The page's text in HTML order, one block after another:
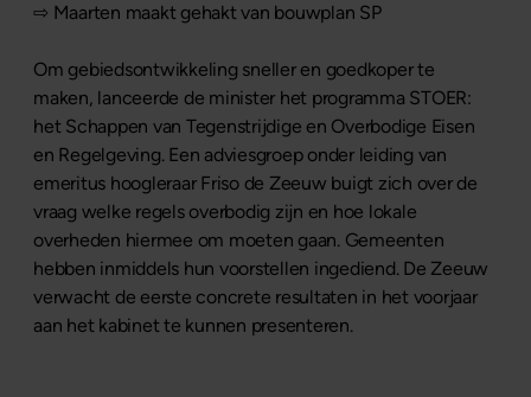
⇨ Maarten maakt gehakt van bouwplan SP
Om gebiedsontwikkeling sneller en goedkoper te
maken, lanceerde de minister het programma STOER:
het Schappen van Tegenstrijdige en Overbodige Eisen
en Regelgeving. Een adviesgroep onder leiding van
emeritus hoogleraar Friso de Zeeuw buigt zich over de
vraag welke regels overbodig zijn en hoe lokale
overheden hiermee om moeten gaan. Gemeenten
hebben inmiddels hun voorstellen ingediend. De Zeeuw
verwacht de eerste concrete resultaten in het voorjaar
aan het kabinet te kunnen presenteren.